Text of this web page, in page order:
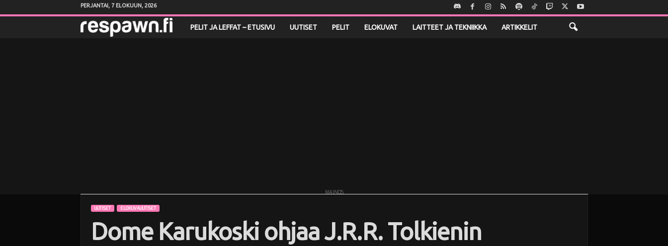
PERJANTAI, 7 ELOKUUN, 2026
PELIT JA LEFFAT – ETUSIVU UUTISET PELIT ELOKUVAT LAITTEET JA TEKNIIKKA ARTIKKELIT
MAINOS
UUTISET ELOKUVAUUTISET
Dome Karukoski ohjaa J.R.R. Tolkienin